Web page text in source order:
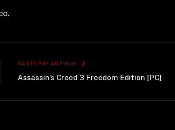
NASTĘPNY ARTYKUŁ
Assassin’s Creed 3 Freedom Edition [PC]